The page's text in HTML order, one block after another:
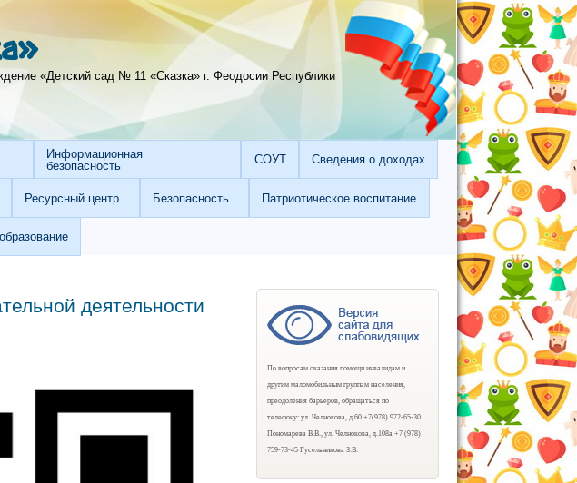
«Детский сад № 11 «Сказка» г. Феодосии Республики
Информационная
безопасность
СОУТ Сведения о доходах
Ресурсный центр Безопасность Патриотическое воспитание
деятельности
По вопросам оказания помощи инвалидам и
другим маломобильным группам населения,
преодоления барьеров, обращаться по
телефону: ул. Челнокова, д.60 +7(978) 972-65-30
Пономарева В.В., ул. Челнокова, д.108а +7 (978)
759-73-45 Гусельникова З.В.